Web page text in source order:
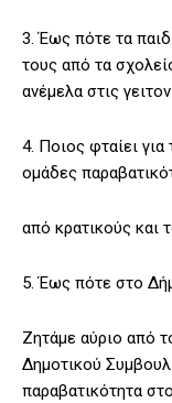
3. Έως πότε τα
τους από τα
ανέμελα στις
4. Ποιος φταίει
ομάδες
από κρατικούς και
5. Έως πότε στο
Ζητάμε αύριο από
Δημοτικού
παραβατικότητα